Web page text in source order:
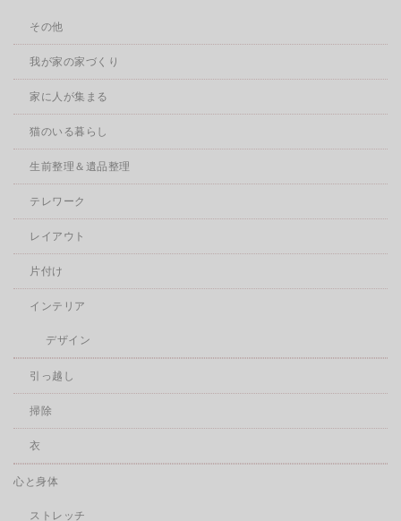
その他
我が家の家づくり
家に人が集まる
猫のいる暮らし
生前整理＆遺品整理
テレワーク
レイアウト
片付け
インテリア
デザイン
引っ越し
掃除
衣
心と身体
ストレッチ